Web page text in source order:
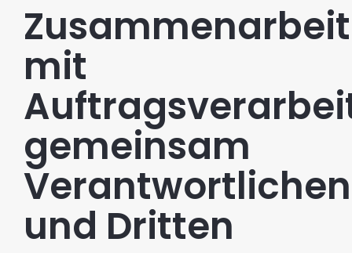
Zusammenarbeit
mit
gemeinsam
Verantwortlichen
und Dritten